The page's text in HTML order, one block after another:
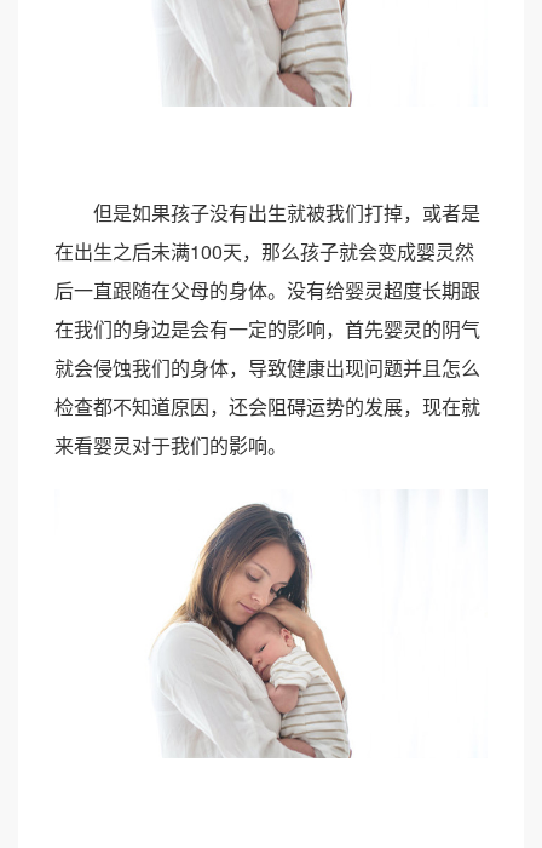
但是如果孩子没有出生就被我们打掉，或者是
在出生之后未满100天，那么孩子就会变成婴灵然
后一直跟随在父母的身体。没有给婴灵超度长期跟
在我们的身边是会有一定的影响，首先婴灵的阴气
就会侵蚀我们的身体，导致健康出现问题并且怎么
检查都不知道原因，还会阻碍运势的发展，现在就
来看婴灵对于我们的影响。